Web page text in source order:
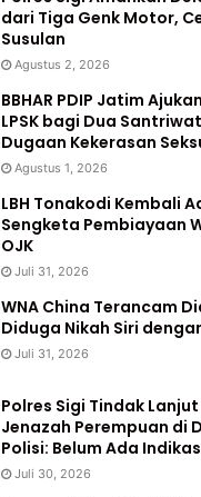
dari Tiga Genk Motor,
Susulan
Agustus 2, 2026
BBHAR PDIP Jatim
LPSK bagi Dua
Dugaan Kekerasan
Agustus 1, 2026
LBH Tonakodi Kembali
Sengketa Pembiayaan
OJK
Juli 31, 2026
WNA China Terancam
Diduga Nikah Siri
Juli 31, 2026
Polres Sigi Tindak
Jenazah Perempuan di
Polisi: Belum Ada
Juli 30, 2026